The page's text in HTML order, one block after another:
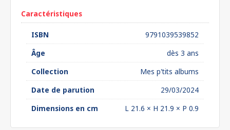
Caractéristiques
ISBN
9791039539852
Âge
dès 3 ans
Collection
Mes p'tits albums
Date de parution
29/03/2024
Dimensions en cm
L 21.6 × H 21.9 × P 0.9